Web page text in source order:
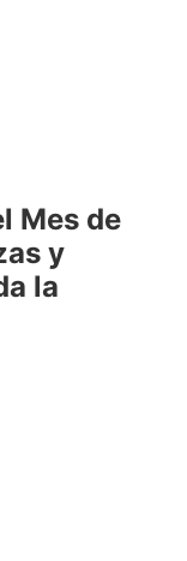
Mes de
y
la